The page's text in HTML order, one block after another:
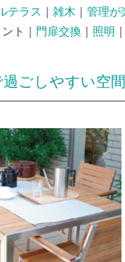
テラス 雑木 管理が
ト 門扉交換 照明
ごしやすい空